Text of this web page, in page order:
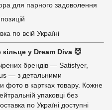
для парного задоволення
по всій Україні
у Dream Diva 😈
брендів — Satisfyer,
— з детальними
фото в картках товару. Кожне
упаковці без
по Україні доступні